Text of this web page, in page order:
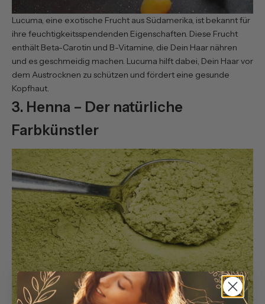
Lucuma, eine exotische Frucht aus Südamerika, ist bekannt für
ihre feuchtigkeitsspendenden Eigenschaften. Diese Frucht
enthält Beta-Carotin und B-Vitamine, die Dein Haar nähren
und es geschmeidig machen. Lucuma hilft dabei, Dein Haar vor
dem Austrocknen zu schützen und fördert eine gesunde
Kopfhaut.
3. Henna – Der natürliche
Farbkünstler